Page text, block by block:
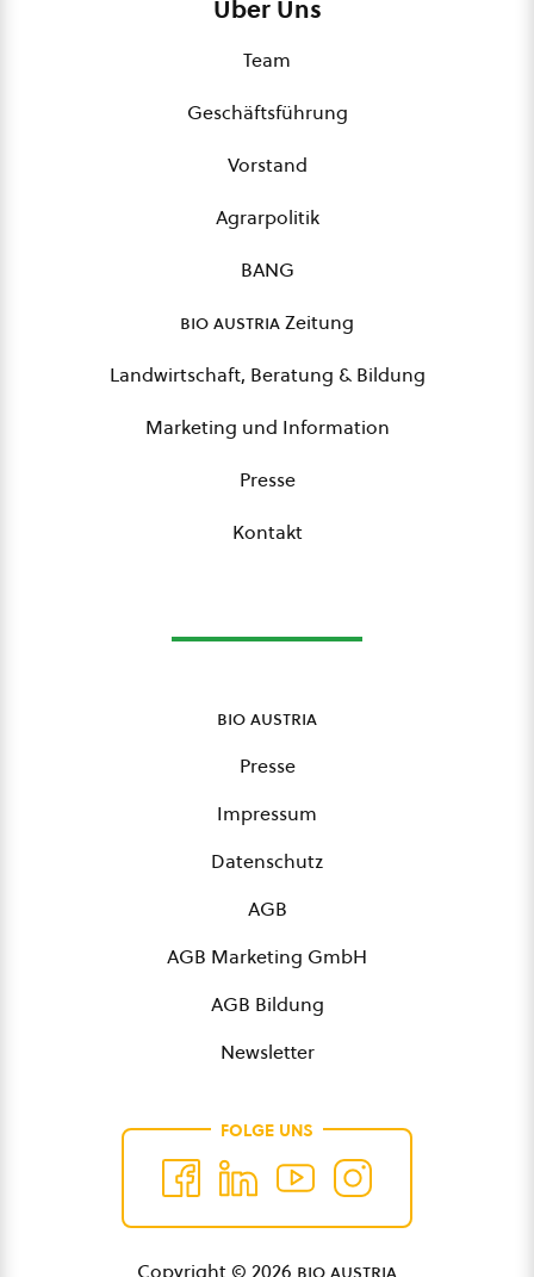
Über Uns
Team
Geschäftsführung
Vorstand
Agrarpolitik
BANG
bio austriaZeitung
Landwirtschaft, Beratung & Bildung
Marketing und Information
Presse
Kontakt
bio austria
Presse
Impressum
Datenschutz
AGB
AGB Marketing GmbH
AGB Bildung
Newsletter
FOLGE UNS
Copyright © 2026 bio austria